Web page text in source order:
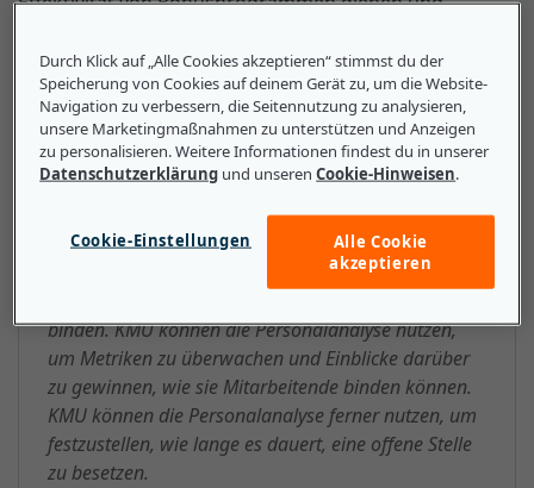
nehmen oder welche Leistungen am beliebtesten sind.
Das sollten kleine und mittlere
Unternehmen über
Personalanalyse wissen
binden. KMU können die Personalanalyse nutzen,
um Metriken zu überwachen und Einblicke darüber
zu gewinnen, wie sie Mitarbeitende binden können.
KMU können die Personalanalyse ferner nutzen, um
festzustellen, wie lange es dauert, eine offene Stelle
zu besetzen.
Durch Klick auf „Alle Cookies akzeptieren“ stimmst du der
Speicherung von Cookies auf deinem Gerät zu, um die Website-
Navigation zu verbessern, die Seitennutzung zu analysieren,
unsere Marketingmaßnahmen zu unterstützen und Anzeigen
zu personalisieren. Weitere Informationen findest du in unserer
Datenschutzerklärung und unserenCookie-Hinweisen.
Cookie-Einstellungen
Alle Cookie
akzeptieren